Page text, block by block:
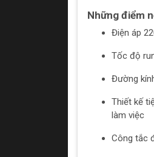
Những điểm
Điện áp
Tốc độ
Đường
Thiết kế
làm việc
Công tắc